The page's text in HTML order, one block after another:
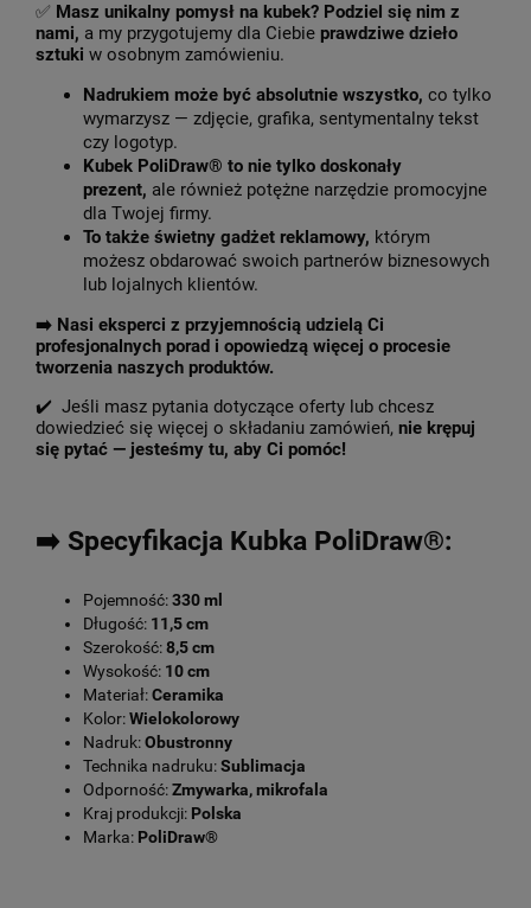
✅ Masz unikalny pomysł na kubek? Podziel się nim z
nami, a my przygotujemy dla Ciebie prawdziwe dzieło
sztuki w osobnym zamówieniu.
Nadrukiem może być absolutnie wszystko, co tylko
wymarzysz — zdjęcie, grafika, sentymentalny tekst
czy logotyp.
Kubek PoliDraw® to nie tylko doskonały
prezent, ale również potężne narzędzie promocyjne
dla Twojej firmy.
To także świetny gadżet reklamowy, którym
możesz obdarować swoich partnerów biznesowych
lub lojalnych klientów.
➡️ Nasi eksperci z przyjemnością udzielą Ci
profesjonalnych porad i opowiedzą więcej o procesie
tworzenia naszych produktów.
✔️ Jeśli masz pytania dotyczące oferty lub chcesz
dowiedzieć się więcej o składaniu zamówień, nie krępuj
się pytać — jesteśmy tu, aby Ci pomóc!
➡️ Specyfikacja Kubka PoliDraw®:
Pojemność:330 ml
Długość: 11,5 cm
Szerokość:8,5 cm
Wysokość: 10 cm
Materiał:Ceramika
Kolor:Wielokolorowy
Nadruk:Obustronny
Technika nadruku:Sublimacja
Odporność:Zmywarka, mikrofala
Kraj produkcji: Polska
Marka: PoliDraw®